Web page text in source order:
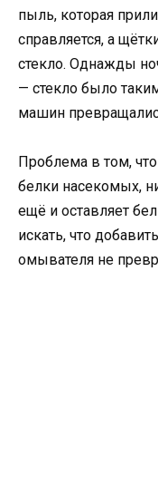
пыль, которая
справляется, а
стекло. Однажды
— стекло было
машин
Проблема в том,
белки насекомых,
ещё и оставляет
искать, что
омывателя не